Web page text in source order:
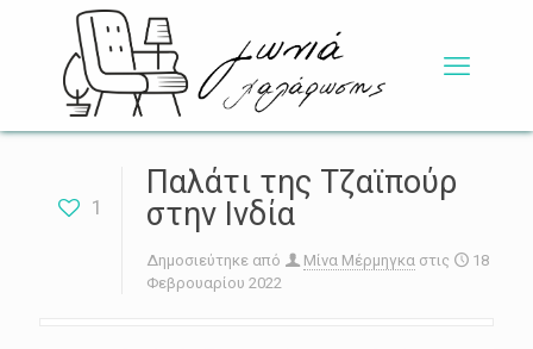
1
Παλάτι της Τζαϊπούρ
στην Ινδία
Δημοσιεύτηκε από Μίνα Μέρμηγκα στις
18
Φεβρουαρίου 2022